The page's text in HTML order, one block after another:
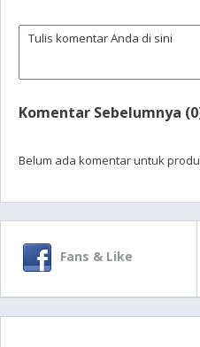
Komentar Sebelumnya
Belum ada komentar untuk
Fans & Like